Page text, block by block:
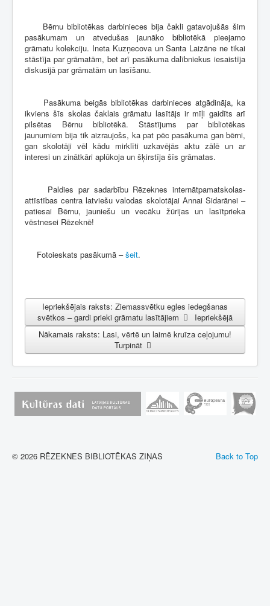
Bērnu bibliotēkas darbinieces bija čakli gatavojušās šim
pasākumam un atvedušas jaunāko bibliotēkā pieejamo
grāmatu kolekciju. Ineta Kuzņecova un Santa Laizāne ne tikai
stāstīja par grāmatām, bet arī pasākuma dalībniekus iesaistīja
diskusijā par grāmatām un lasīšanu.
Pasākuma beigās bibliotēkas darbinieces atgādināja, ka
ikviens šīs skolas čaklais grāmatu lasītājs ir mīļi gaidīts arī
pilsētas Bērnu bibliotēkā. Stāstījums par bibliotēkas
jaunumiem bija tik aizraujošs, ka pat pēc pasākuma gan bērni,
gan skolotāji vēl kādu mirklīti uzkavējās aktu zālē un ar
interesi un zinātkāri aplūkoja un šķirstīja šīs grāmatas.
Paldies par sadarbību Rēzeknes internātpamatskolas-
attīstības centra latviešu valodas skolotājai Annai Sidarānei –
patiesai Bērnu, jauniešu un vecāku žūrijas un lasītprieka
vēstnesei Rēzeknē!
Fotoieskats pasākumā –šeit.
Iepriekšējais raksts: Ziemassvētku egles iedegšanas
svētkos – gardi prieki grāmatu lasītājiem
Iepriekšējā
Nākamais raksts: Lasi, vērtē un laimē kruīza ceļojumu!
Turpināt
Back to Top
© 2026 RĒZEKNES BIBLIOTĒKAS ZIŅAS